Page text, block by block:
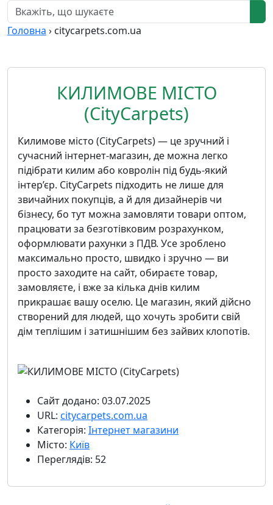
Головна › citycarpets.com.ua
КИЛИМОВЕ МІСТО
(CityCarpets)
Килимове місто (CityCarpets) — це зручний і
сучасний інтернет-магазин, де можна легко
підібрати килим або ковролін під будь-який
інтер’єр. CityCarpets підходить не лише для
звичайних покупців, а й для дизайнерів чи
бізнесу, бо тут можна замовляти товари оптом,
працювати за безготівковим розрахунком,
оформлювати рахунки з ПДВ. Усе зроблено
максимально просто, швидко і зручно — ви
просто заходите на сайт, обираєте товар,
замовляєте, і вже за кілька днів килим
прикрашає вашу оселю. Це магазин, який дійсно
створений для людей, що хочуть зробити свій
дім теплішим і затишнішим без зайвих клопотів.
Сайт додано: 03.07.2025
URL: citycarpets.com.ua
Категорія: Інтернет магазини
Місто: Київ
Переглядів: 52